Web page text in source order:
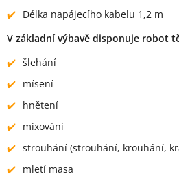
Délka napájecího kabelu 1,2 m
V základní výbavě disponuje robot
šlehání
mísení
hnětení
mixování
strouhání (strouhání, krouhání,
mletí masa